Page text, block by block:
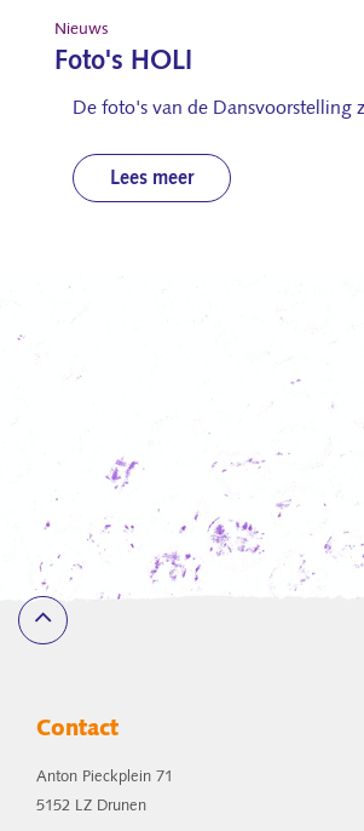
Nieuws
Foto's HOLI
De foto's van de Dansvoorstelling
Lees meer
Contact
Anton Pieckplein 71
5152 LZ Drunen